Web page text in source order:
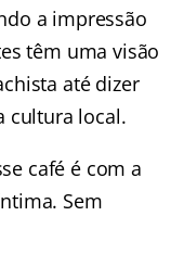
a impressão
têm uma visão
até dizer
cultura local.
café é com a
Sem